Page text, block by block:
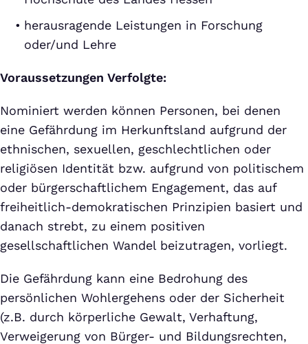
herausragende Leistungen in Forschung
oder/und Lehre
Voraussetzungen Verfolgte:
Nominiert werden können Personen, bei denen
eine Gefährdung im Herkunftsland aufgrund der
ethnischen, sexuellen, geschlechtlichen oder
religiösen Identität bzw. aufgrund von politischem
oder bürgerschaftlichem Engagement, das auf
freiheitlich-demokratischen Prinzipien basiert und
danach strebt, zu einem positiven
gesellschaftlichen Wandel beizutragen, vorliegt.
Die Gefährdung kann eine Bedrohung des
persönlichen Wohlergehens oder der Sicherheit
(z.B. durch körperliche Gewalt, Verhaftung,
Verweigerung von Bürger- und Bildungsrechten,